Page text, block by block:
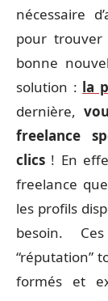
nécessaire
pour
bonne
solution : la
dernière,
freelance
clics ! En
freelance
les profils
besoin.
“réputation”
formés et